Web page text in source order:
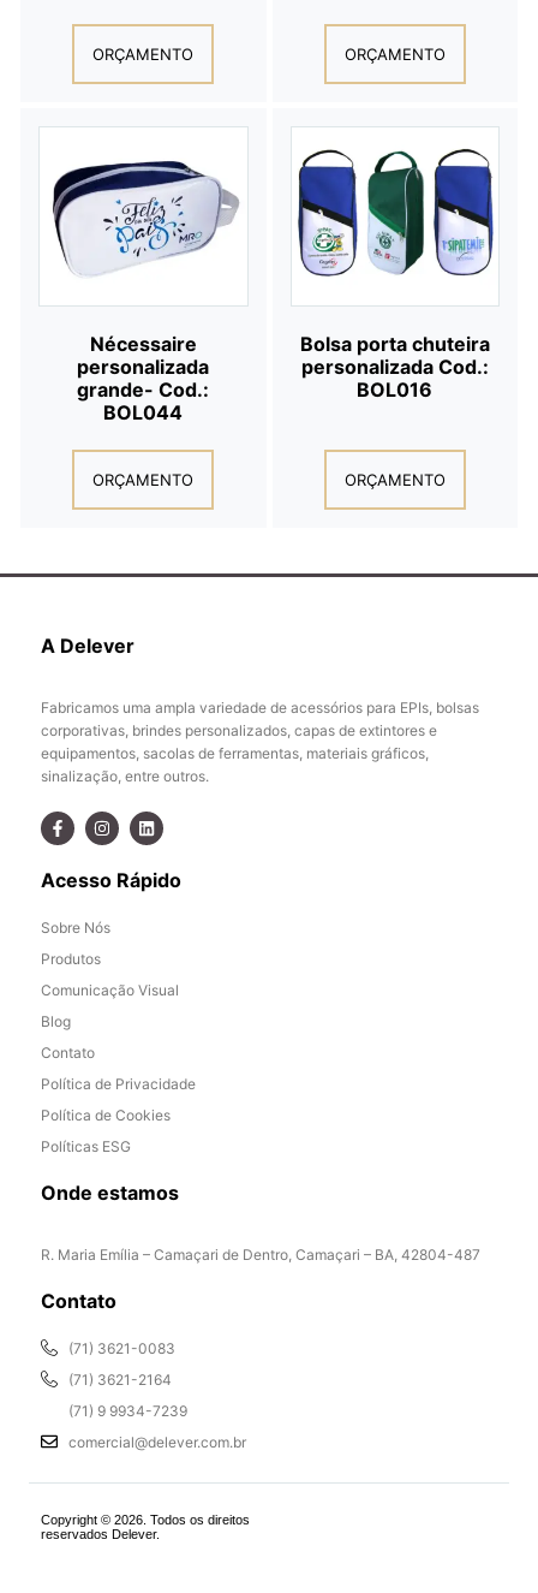
ORÇAMENTO ORÇAMENTO
Nécessaire
personalizada
grande- Cod.:
BOL044
ORÇAMENTO
Bolsa porta chuteira
personalizada Cod.:
BOL016
ORÇAMENTO
A Delever
Fabricamos uma ampla variedade de acessórios para EPIs, bolsas
corporativas, brindes personalizados, capas de extintores e
equipamentos, sacolas de ferramentas, materiais gráficos,
sinalização, entre outros.
Acesso Rápido
Sobre Nós
Produtos
Comunicação Visual
Blog
Contato
Política de Privacidade
Política de Cookies
Políticas ESG
Onde estamos
R. Maria Emília – Camaçari de Dentro, Camaçari – BA, 42804-487
Contato
(71) 3621-0083
(71) 3621-2164
(71) 9 9934-7239
comercial@delever.com.br
Copyright © 2026. Todos os direitos
reservados Delever.